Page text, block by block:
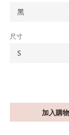
尺寸
加入購